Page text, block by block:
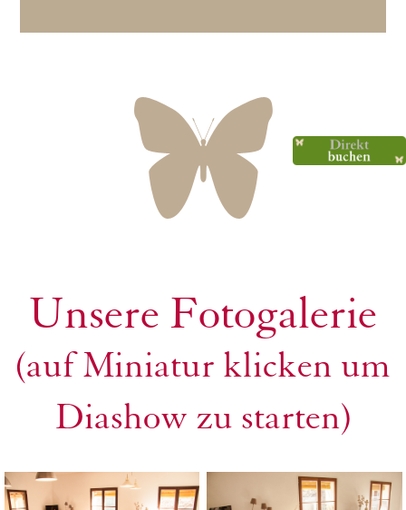
Unsere Fotogalerie
(auf Miniatur klicken um
Diashow zu starten)